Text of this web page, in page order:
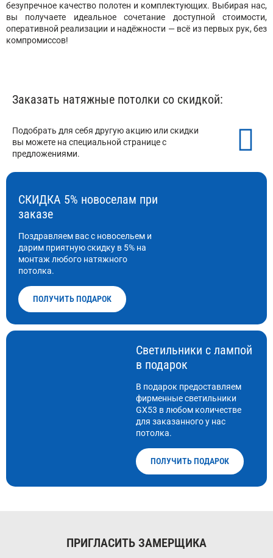
безупречное качество полотен и комплектующих. Выбирая нас,
вы получаете идеальное сочетание доступной стоимости,
оперативной реализации и надёжности — всё из первых рук, без
компромиссов!
Заказать натяжные потолки со скидкой:
Подобрать для себя другую акцию или скидки
вы можете на специальной странице с
предложениями.
СКИДКА 5% новоселам при
заказе
Поздравляем вас с новосельем и
дарим приятную скидку в 5% на
монтаж любого натяжного
потолка.
ПОЛУЧИТЬ ПОДАРОК
Светильники с лампой
в подарок
В подарок предоставляем
фирменные светильники
GX53 в любом количестве
для заказанного у нас
потолка.
ПОЛУЧИТЬ ПОДАРОК
ПРИГЛАСИТЬ ЗАМЕРЩИКА